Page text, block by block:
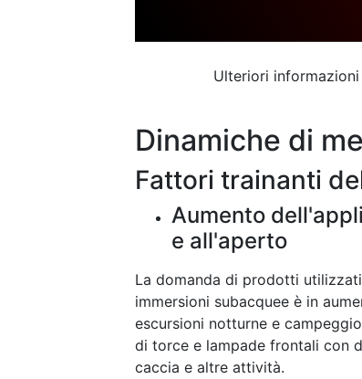
Ulteriori
Dinamiche di
Fattori trainanti
Aumento
e all'aperto
La domanda di prodotti
immersioni subacquee è in
escursioni notturne e
di torce e lampade frontali con
caccia e altre attività.